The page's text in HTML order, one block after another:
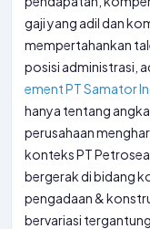
gaji yang adil dan
mempertahankan
posisi administrasi,
ement PT Samator
hanya tentang
perusahaan
konteks PT
bergerak di bidang
pengadaan &
bervariasi